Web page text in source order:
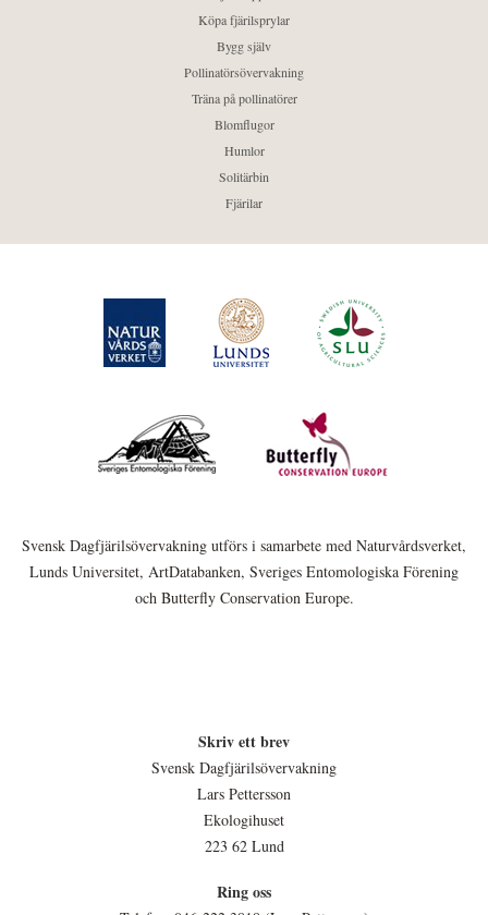
Köpa fjärilsprylar
Bygg själv
Pollinatörsövervakning
Träna på pollinatörer
Blomflugor
Humlor
Solitärbin
Fjärilar
Svensk Dagfjärilsövervakning utförs i samarbete med Naturvårdsverket,
Lunds Universitet, ArtDatabanken, Sveriges Entomologiska Förening
och Butterfly Conservation Europe.
Skriv ett brev
Svensk Dagfjärilsövervakning
Lars Pettersson
Ekologihuset
223 62 Lund
Ring oss